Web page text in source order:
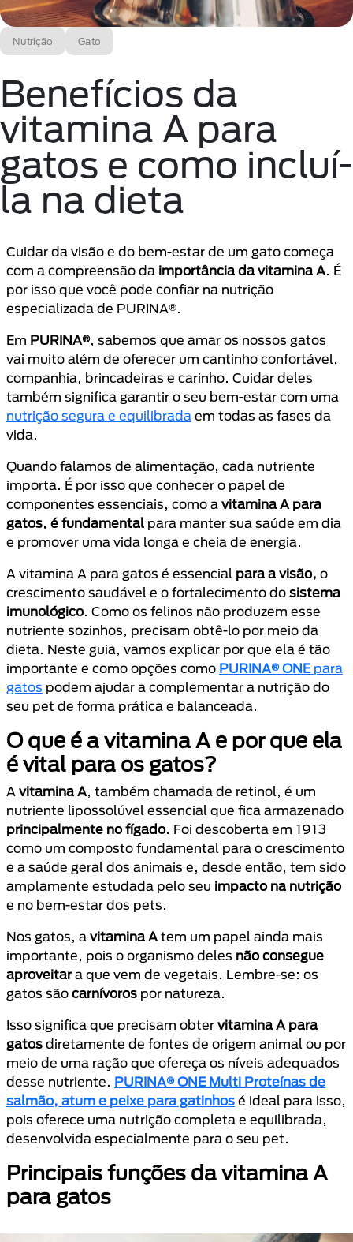
Nutrição Gato
Benefícios da
vitamina A para
gatos e como incluí-
la na dieta
Cuidar da visão e do bem-estar de um gato começa
com a compreensão da importância da vitamina A. É
por isso que você pode confiar na nutrição
especializada de PURINA®.
Em PURINA®, sabemos que amar os nossos gatos
vai muito além de oferecer um cantinho confortável,
companhia, brincadeiras e carinho. Cuidar deles
também significa garantir o seu bem-estar com uma
nutrição segura e equilibrada em todas as fases da
vida.
Quando falamos de alimentação, cada nutriente
importa. É por isso que conhecer o papel de
componentes essenciais, como a vitamina A para
gatos, é fundamental para manter sua saúde em dia
e promover uma vida longa e cheia de energia.
A vitamina A para gatos é essencial para a visão, o
crescimento saudável e o fortalecimento do sistema
imunológico. Como os felinos não produzem esse
nutriente sozinhos, precisam obtê-lo por meio da
dieta. Neste guia, vamos explicar por que ela é tão
importante e como opções como PURINA® ONE para
gatos podem ajudar a complementar a nutrição do
seu pet de forma prática e balanceada.
O que é a vitamina A e por que ela
é vital para os gatos?
A vitamina A, também chamada de retinol, é um
nutriente lipossolúvel essencial que fica armazenado
principalmente no fígado. Foi descoberta em 1913
como um composto fundamental para o crescimento
e a saúde geral dos animais e, desde então, tem sido
amplamente estudada pelo seu impacto na nutrição
e no bem-estar dos pets.
Nos gatos, a vitamina A tem um papel ainda mais
importante, pois o organismo deles não consegue
aproveitara que vem de vegetais. Lembre-se: os
gatos são carnívoros por natureza.
Isso significa que precisam obter vitamina A para
gatos diretamente de fontes de origem animal ou por
meio de uma ração que ofereça os níveis adequados
desse nutriente. PURINA® ONE Multi Proteínas de
salmão, atum e peixe para gatinhos é ideal para isso,
pois oferece uma nutrição completa e equilibrada,
desenvolvida especialmente para o seu pet.
Principais funções da vitamina A
para gatos